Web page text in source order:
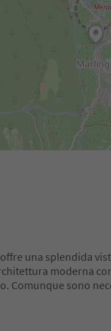
una splendida
moderna
Comunque sono